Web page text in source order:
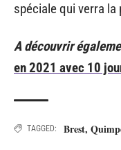
spéciale qui verra
A découvrir
en 2021 avec 10
TAGGED: Brest,